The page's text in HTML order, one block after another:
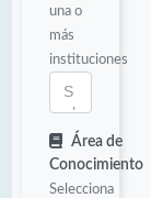
una o
más
instituciones
Área de
Conocimiento
Selecciona